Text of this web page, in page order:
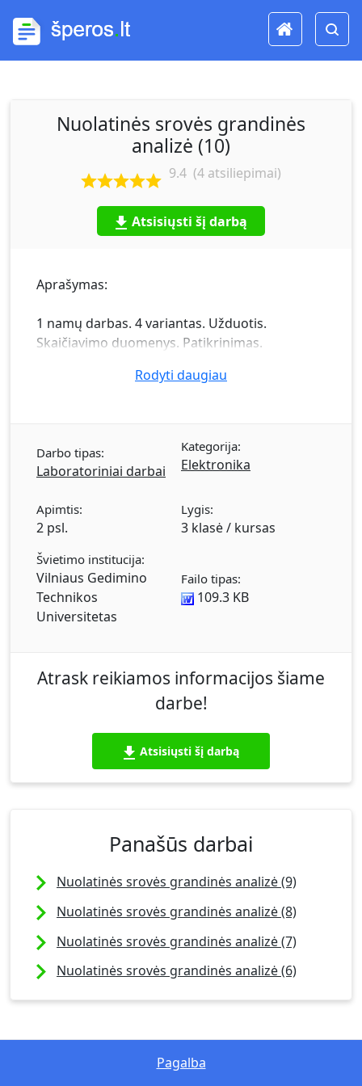
Nuolatinės srovės grandinės
analizė (10)
9.4 (4 atsiliepimai)
Atsisiųsti šį darbą
Aprašymas:
1 namų darbas. 4 variantas. Užduotis.
Skaičiavimo duomenys. Patikrinimas.
Rodyti daugiau
Darbo tipas:
Laboratoriniai darbai
Kategorija:
Elektronika
Apimtis:
2 psl.
Lygis:
3 klasė / kursas
Švietimo institucija:
Vilniaus Gedimino
Technikos
Universitetas
Failo tipas:
109.3 KB
Atrask reikiamos informacijos šiame
darbe!
Atsisiųsti šį darbą
Panašūs darbai
Nuolatinės srovės grandinės analizė (9)
Nuolatinės srovės grandinės analizė (8)
Nuolatinės srovės grandinės analizė (7)
Nuolatinės srovės grandinės analizė (6)
Pagalba